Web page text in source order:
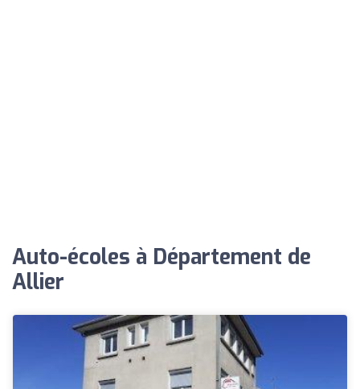
Auto-écoles à Département de
Allier